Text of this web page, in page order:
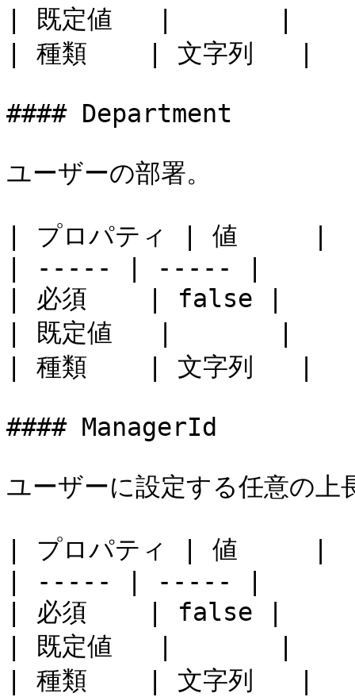
| 既定値   |       |
| 種類    | 文字列   |
#### Department
ユーザーの部署。
| プロパティ | 値     |
| ----- | ----- |
| 必須    | false |
| 既定値   |       |
| 種類    | 文字列   |
#### ManagerId
ユーザーに設定する任意の
| プロパティ | 値     |
| ----- | ----- |
| 必須    | false |
| 既定値   |       |
| 種類    | 文字列   |